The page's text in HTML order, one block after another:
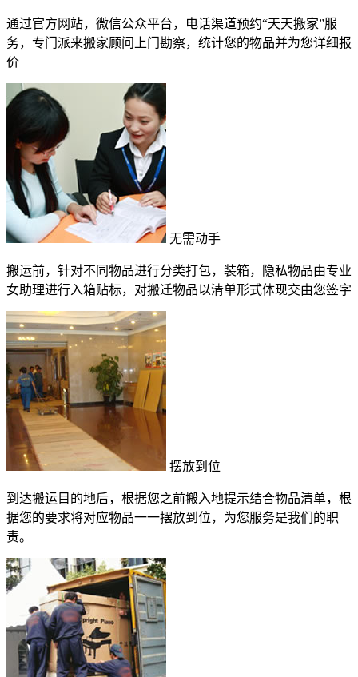
通过官方网站，微信公众平台，电话渠道预约“天天搬家”服
务，专门派来搬家顾问上门勘察，统计您的物品并为您详细报
价
无需动手
搬运前，针对不同物品进行分类打包，装箱，隐私物品由专业
女助理进行入箱贴标，对搬迁物品以清单形式体现交由您签字
摆放到位
到达搬运目的地后，根据您之前搬入地提示结合物品清单，根
据您的要求将对应物品一一摆放到位，为您服务是我们的职
责。